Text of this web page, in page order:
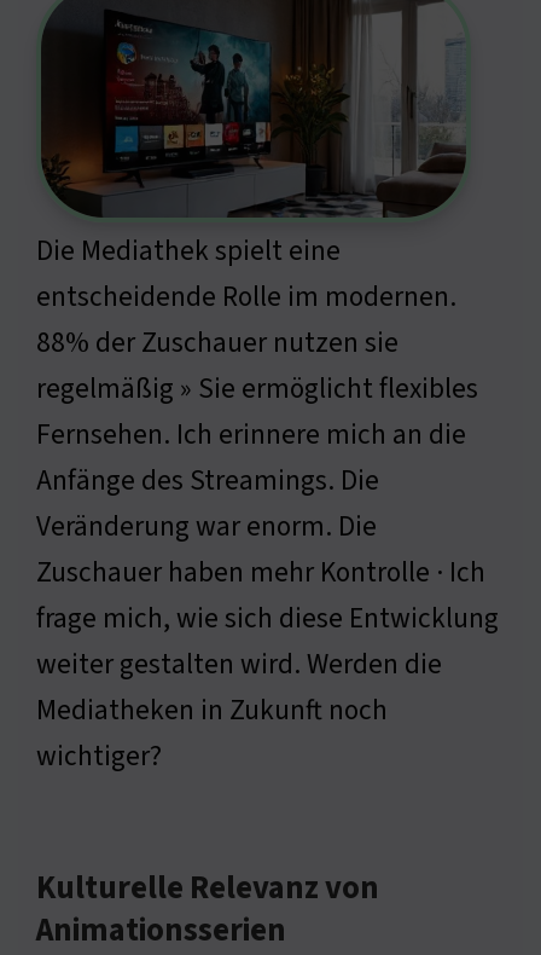
Die Mediathek spielt eine
entscheidende Rolle im modernen.
88% der Zuschauer nutzen sie
regelmäßig » Sie ermöglicht flexibles
Fernsehen. Ich erinnere mich an die
Anfänge des Streamings. Die
Veränderung war enorm. Die
Zuschauer haben mehr Kontrolle · Ich
frage mich, wie sich diese Entwicklung
weiter gestalten wird. Werden die
Mediatheken in Zukunft noch
wichtiger?
Kulturelle Relevanz von
Animationsserien